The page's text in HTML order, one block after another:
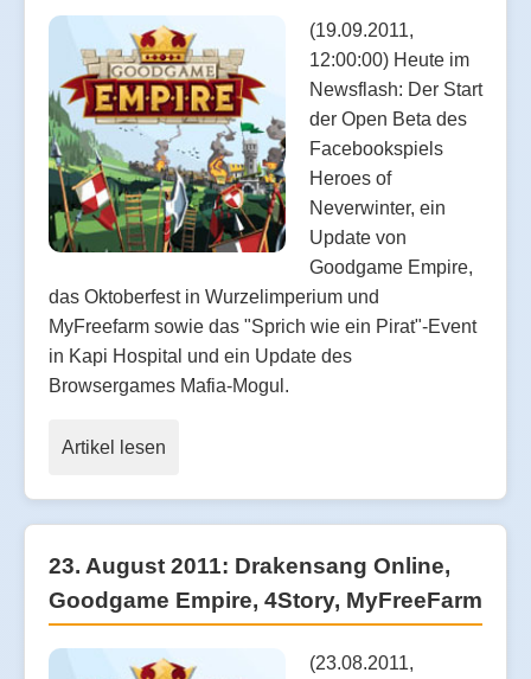
(19.09.2011,
12:00:00) Heute im
Newsflash: Der Start
der Open Beta des
Facebookspiels
Heroes of
Neverwinter, ein
Update von
Goodgame Empire,
das Oktoberfest in Wurzelimperium und
MyFreefarm sowie das "Sprich wie ein Pirat"-Event
in Kapi Hospital und ein Update des
Browsergames Mafia-Mogul.
Artikel lesen
23. August 2011: Drakensang Online,
Goodgame Empire, 4Story, MyFreeFarm
(23.08.2011,